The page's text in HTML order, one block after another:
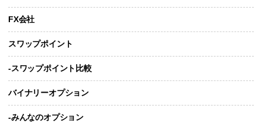
FX会社
スワップポイント
-スワップポイント比較
バイナリーオプション
-みんなのオプション